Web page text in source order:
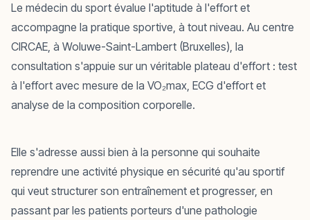
Le médecin du sport évalue l'aptitude à l'effort et
accompagne la pratique sportive, à tout niveau. Au centre
CIRCAE, à Woluwe-Saint-Lambert (Bruxelles), la
consultation s'appuie sur un véritable plateau d'effort : test
à l'effort avec mesure de la VO₂max, ECG d'effort et
analyse de la composition corporelle.
Elle s'adresse aussi bien à la personne qui souhaite
reprendre une activité physique en sécurité qu'au sportif
qui veut structurer son entraînement et progresser, en
passant par les patients porteurs d'une pathologie